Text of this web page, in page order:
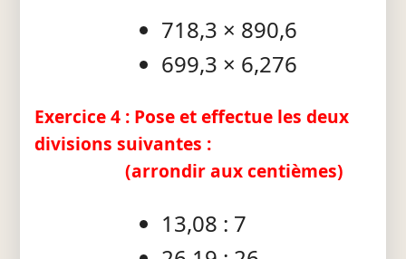
718,3 × 890,6
699,3 × 6,276
Exercice 4 : Pose et effectue les deux
divisions suivantes :
(arrondir aux centièmes)
13,08 : 7